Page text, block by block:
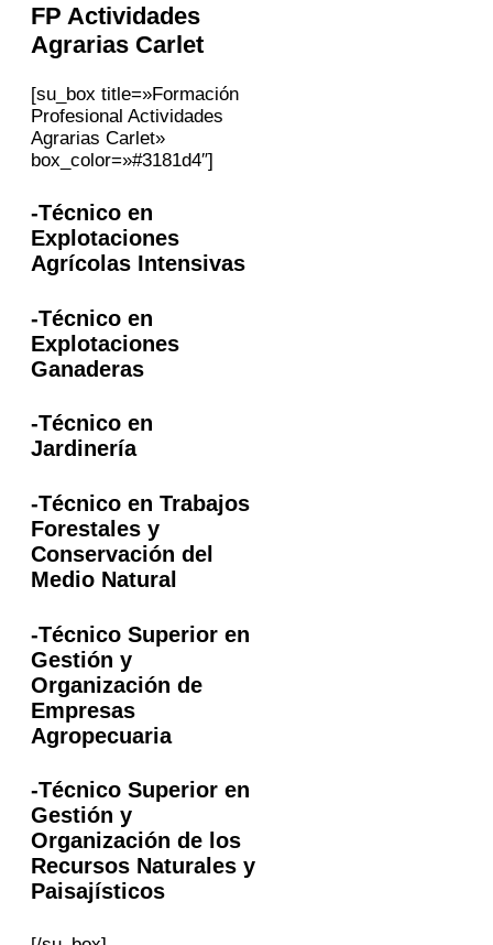
FP Actividades
Agrarias Carlet
[su_box title=»Formación
Profesional Actividades
Agrarias Carlet»
box_color=»#3181d4″]
-Técnico en
Explotaciones
Agrícolas Intensivas
-Técnico en
Explotaciones
Ganaderas
-Técnico en
Jardinería
-Técnico en Trabajos
Forestales y
Conservación del
Medio Natural
-Técnico Superior en
Gestión y
Organización de
Empresas
Agropecuaria
-Técnico Superior en
Gestión y
Organización de los
Recursos Naturales y
Paisajísticos